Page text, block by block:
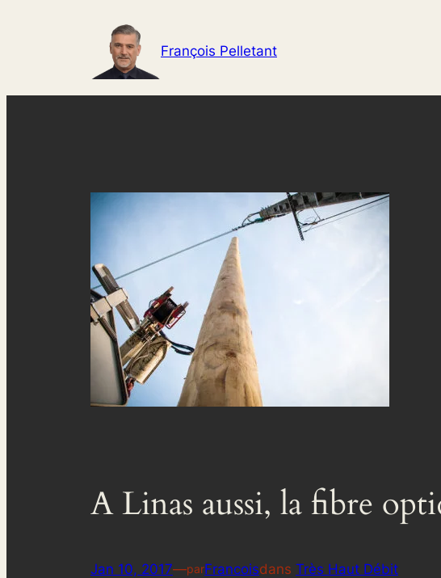
François Pelletant
A Linas aussi, la fibre
Jan 10, 2017—parFrancoisdans Très Haut Débit